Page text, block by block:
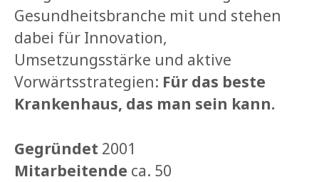
Gesundheitsbranche mit und stehen
dabei für Innovation,
Umsetzungsstärke und aktive
Vorwärtsstrategien: Für das beste
Krankenhaus, das man sein kann.
Gegründet 2001
Mitarbeitende ca. 50